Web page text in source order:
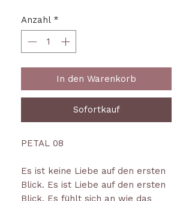
Anzahl *
In den Warenkorb
Sofortkauf
PETAL 08
Es ist keine Liebe auf den ersten
Blick. Es ist Liebe auf den ersten
Blick. Es fühlt sich an wie das